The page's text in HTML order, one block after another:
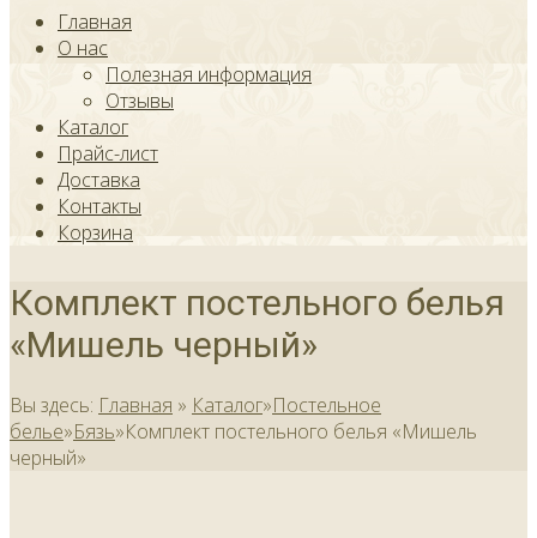
Главная
О нас
Полезная информация
Отзывы
Каталог
Прайс-лист
Доставка
Контакты
Корзина
Комплект постельного белья
«Мишель черный»
Вы здесь: Главная » Каталог»Постельное
белье»Бязь»Комплект постельного белья «Мишель
черный»